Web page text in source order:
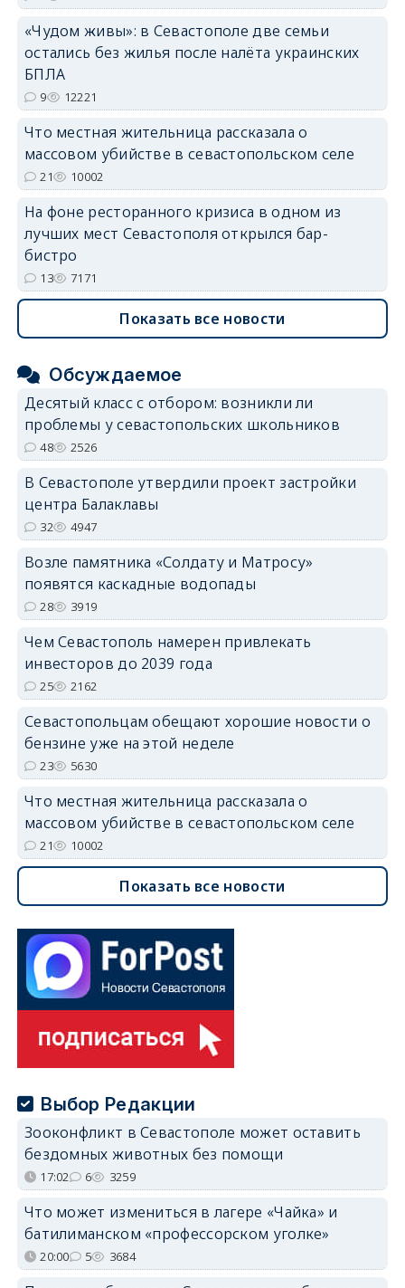
erid: 2SDnjdvhGXG
«Чудом живы»: в Севастополе две семьи
остались без жилья после налёта украинских
БПЛА
9 12221
Что местная жительница рассказала о
массовом убийстве в севастопольском селе
21 10002
На фоне ресторанного кризиса в одном из
лучших мест Севастополя открылся бар-
бистро
13 7171
Показать все новости
Обсуждаемое
Десятый класс с отбором: возникли ли
проблемы у севастопольских школьников
48 2526
В Севастополе утвердили проект застройки
центра Балаклавы
32 4947
Возле памятника «Солдату и Матросу»
появятся каскадные водопады
28 3919
Чем Севастополь намерен привлекать
инвесторов до 2039 года
25 2162
Севастопольцам обещают хорошие новости о
бензине уже на этой неделе
23 5630
Что местная жительница рассказала о
массовом убийстве в севастопольском селе
21 10002
Показать все новости
Выбор Редакции
Зооконфликт в Севастополе может оставить
бездомных животных без помощи
17:02 6 3259
Что может измениться в лагере «Чайка» и
батилиманском «профессорском уголке»
20:00 5 3684